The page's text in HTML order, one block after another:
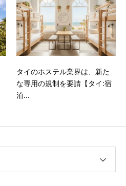
タイのホステル業界は、新た
な専用の規制を要請【タイ:宿
泊...